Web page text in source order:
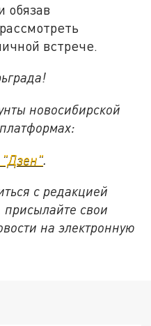
обязав
встрече.
новосибирской
"Дзен"
с редакцией
свои
на электронную